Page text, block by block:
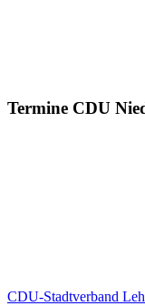
Termine CDU
CDU-Stadtverband